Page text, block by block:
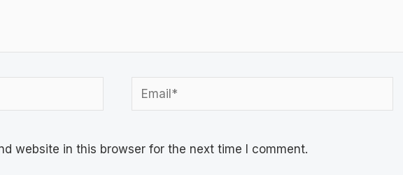
website in this browser for the next time I comment.